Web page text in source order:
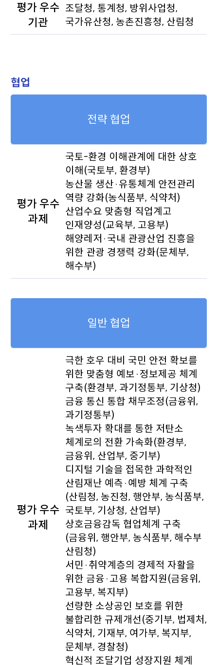
평가 우수
기관
조달청, 통계청, 방위사업청,
국가유산청, 농촌진흥청, 산림청
협업
전략 협업
평가 우수
과제
국토-환경 이해관계에 대한 상호
이해(국토부, 환경부)
농산물 생산·유통체계 안전관리
역량 강화(농식품부, 식약처)
산업수요 맞춤형 직업계고
인재양성(교육부, 고용부)
해양레저·국내 관광산업 진흥을
위한 관광 경쟁력 강화(문체부,
해수부)
일반 협업
평가 우수
과제
극한 호우 대비 국민 안전 확보를
위한 맞춤형 예보·정보제공 체계
구축(환경부, 과기정통부, 기상청)
금융 통신 통합 채무조정(금융위,
과기정통부)
녹색투자 확대를 통한 저탄소
체계로의 전환 가속화(환경부,
금융위, 산업부, 중기부)
디지털 기술을 접목한 과학적인
산림재난 예측·예방 체계 구축
(산림청, 농진청, 행안부, 농식품부,
국토부, 기상청, 산업부)
상호금융감독 협업체계 구축
(금융위, 행안부, 농식품부, 해수부
산림청)
서민·취약계층의 경제적 자활을
위한 금융·고용 복합지원(금융위,
고용부, 복지부)
선량한 소상공인 보호를 위한
불합리한 규제개선(중기부, 법제처,
식약처, 기재부, 여가부, 복지부,
문체부, 경찰청)
혁신적 조달기업 성장지원 체계